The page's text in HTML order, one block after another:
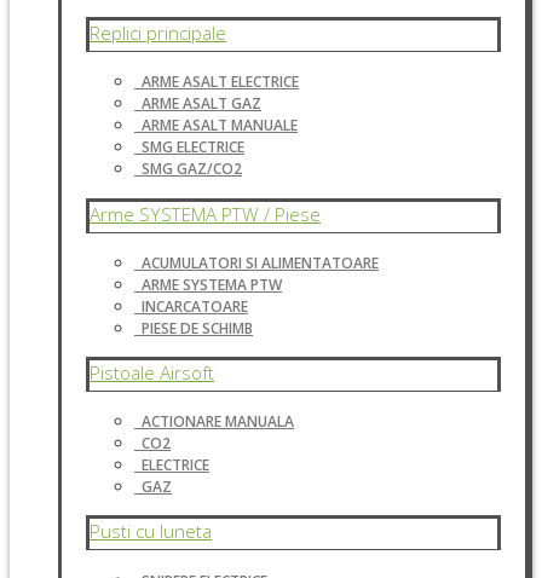
Replici principale
ARME ASALT ELECTRICE
ARME ASALT GAZ
ARME ASALT MANUALE
SMG ELECTRICE
SMG GAZ/CO2
Arme SYSTEMA PTW / Piese
ACUMULATORI SI ALIMENTATOARE
ARME SYSTEMA PTW
INCARCATOARE
PIESE DE SCHIMB
Pistoale Airsoft
ACTIONARE MANUALA
CO2
ELECTRICE
GAZ
Pusti cu luneta